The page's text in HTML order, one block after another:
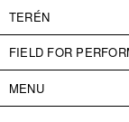
TERÉN
FIELD FOR
MENU